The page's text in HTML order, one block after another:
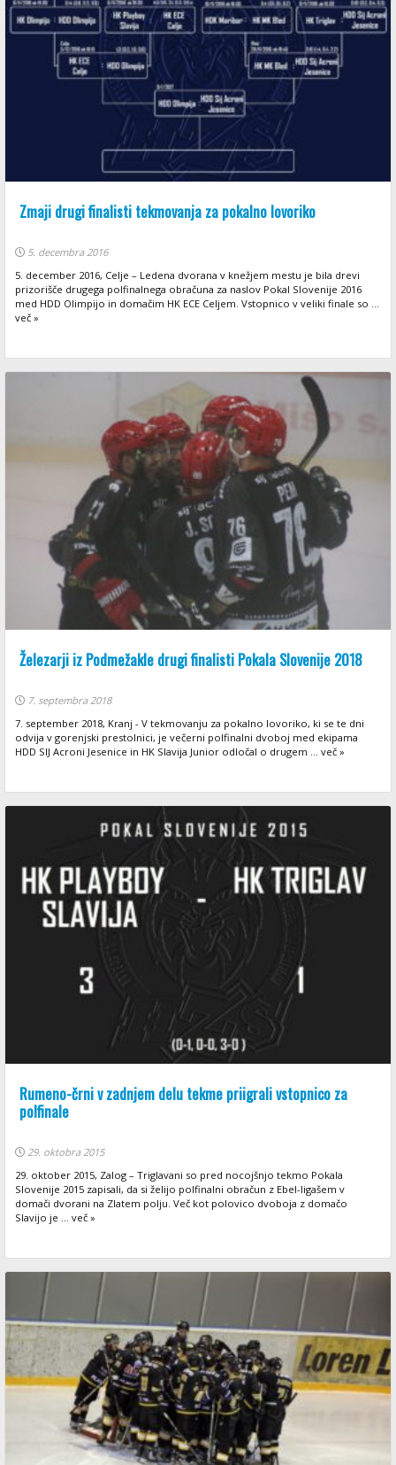
Zmaji drugi finalisti tekmovanja za pokalno lovoriko
5. decembra 2016
5. december 2016, Celje – Ledena dvorana v knežjem mestu je bila drevi
prizorišče drugega polfinalnega obračuna za naslov Pokal Slovenije 2016
med HDD Olimpijo in domačim HK ECE Celjem. Vstopnico v veliki finale so ...
več »
Železarji iz Podmežakle drugi finalisti Pokala Slovenije 2018
7. septembra 2018
7. september 2018, Kranj - V tekmovanju za pokalno lovoriko, ki se te dni
odvija v gorenjski prestolnici, je večerni polfinalni dvoboj med ekipama
HDD SIJ Acroni Jesenice in HK Slavija Junior odločal o drugem ... več »
Rumeno-črni v zadnjem delu tekme priigrali vstopnico za
polfinale
29. oktobra 2015
29. oktober 2015, Zalog – Triglavani so pred nocojšnjo tekmo Pokala
Slovenije 2015 zapisali, da si želijo polfinalni obračun z Ebel-ligašem v
domači dvorani na Zlatem polju. Več kot polovico dvoboja z domačo
Slavijo je ... več »